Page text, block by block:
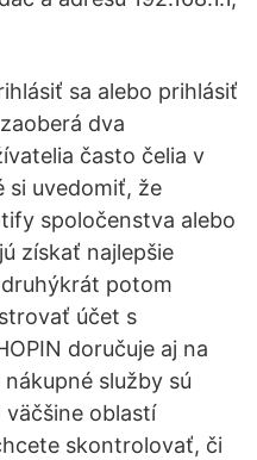
sa alebo prihlásiť
dva
často čelia v
si uvedomiť, že
spoločenstva alebo
získať najlepšie
potom
účet s
doručuje aj na
služby sú
oblastí
skontrolovať, či